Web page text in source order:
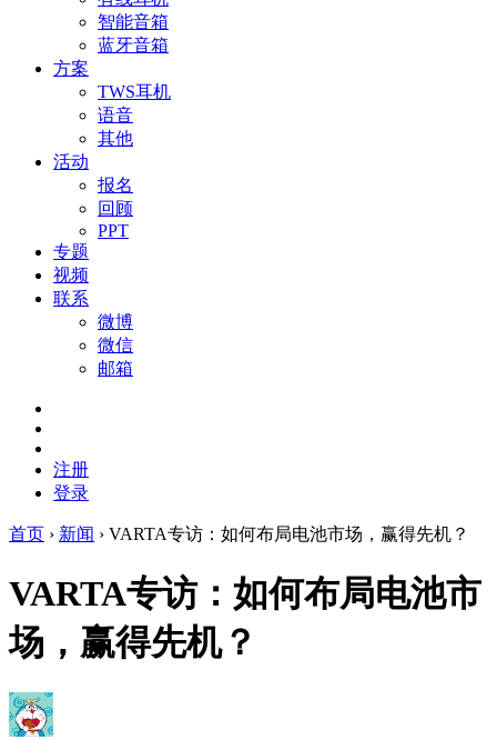
智能音箱
蓝牙音箱
方案
TWS耳机
语音
其他
活动
报名
回顾
PPT
专题
视频
联系
微博
微信
邮箱
注册
登录
首页 › 新闻 › VARTA专访：如何布局电池市场，赢得先机？
VARTA专访：如何布局电池市
场，赢得先机？